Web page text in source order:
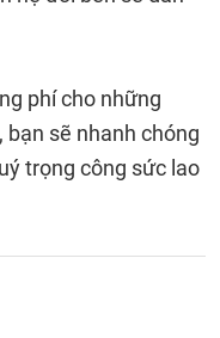
phí cho những
sẽ nhanh chóng
trọng công sức lao